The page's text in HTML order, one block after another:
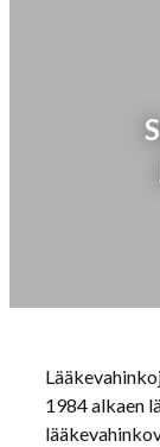
1984 alkaen